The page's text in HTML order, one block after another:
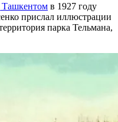
Ташкентом в 1927 году
прислал иллюстрации
парка Тельмана,